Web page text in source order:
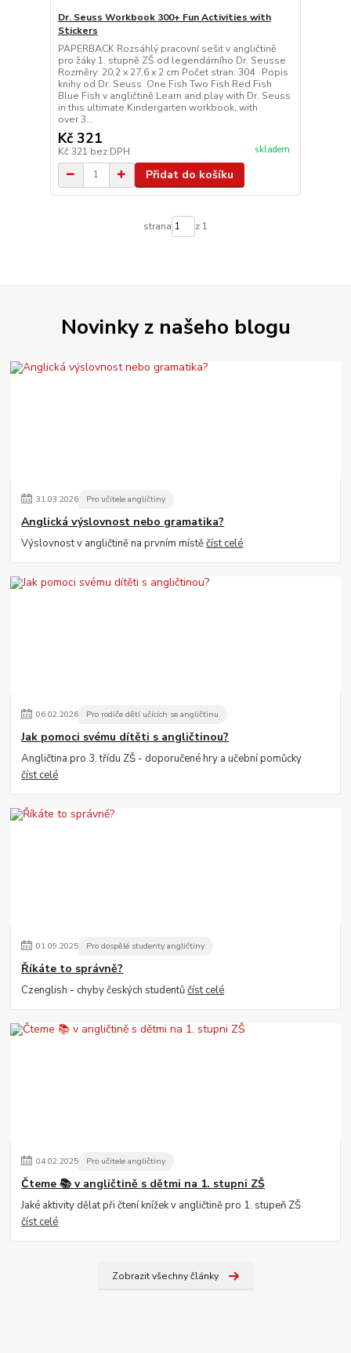
Dr. Seuss Workbook 300+ Fun Activities with
Stickers
PAPERBACK Rozsáhlý pracovní sešit v angličtině
pro žáky 1. stupně ZŠ od legendárního Dr. Seusse
Rozměry: 20,2 x 27,6 x 2 cm Počet stran: 304 Popis
knihy od Dr. Seuss One Fish Two Fish Red Fish
Blue Fish v angličtině Learn and play with Dr. Seuss
in this ultimate Kindergarten workbook, with
over 3...
Kč 321
Kč 321 bez DPH skladem
Přidat do košíku
strana z 1
Novinky z našeho blogu
31.03.2026 Pro učitele angličtiny
Anglická výslovnost nebo gramatika?
Výslovnost v angličtině na prvním místěčíst celé
06.02.2026 Pro rodiče dětí učících se angličtinu
Jak pomoci svému dítěti s angličtinou?
Angličtina pro 3. třídu ZŠ - doporučené hry a učební pomůcky
číst celé
01.09.2025 Pro dospělé studenty angličtiny
Říkáte to správně?
Czenglish - chyby českých studentůčíst celé
04.02.2025 Pro učitele angličtiny
Čteme 📚 v angličtině s dětmi na 1. stupni ZŠ
Jaké aktivity dělat při čtení knížek v angličtině pro 1. stupeň ZŠ
číst celé
Zobrazit všechny články